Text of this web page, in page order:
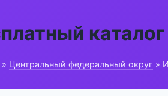
» Центральный федеральный округ »